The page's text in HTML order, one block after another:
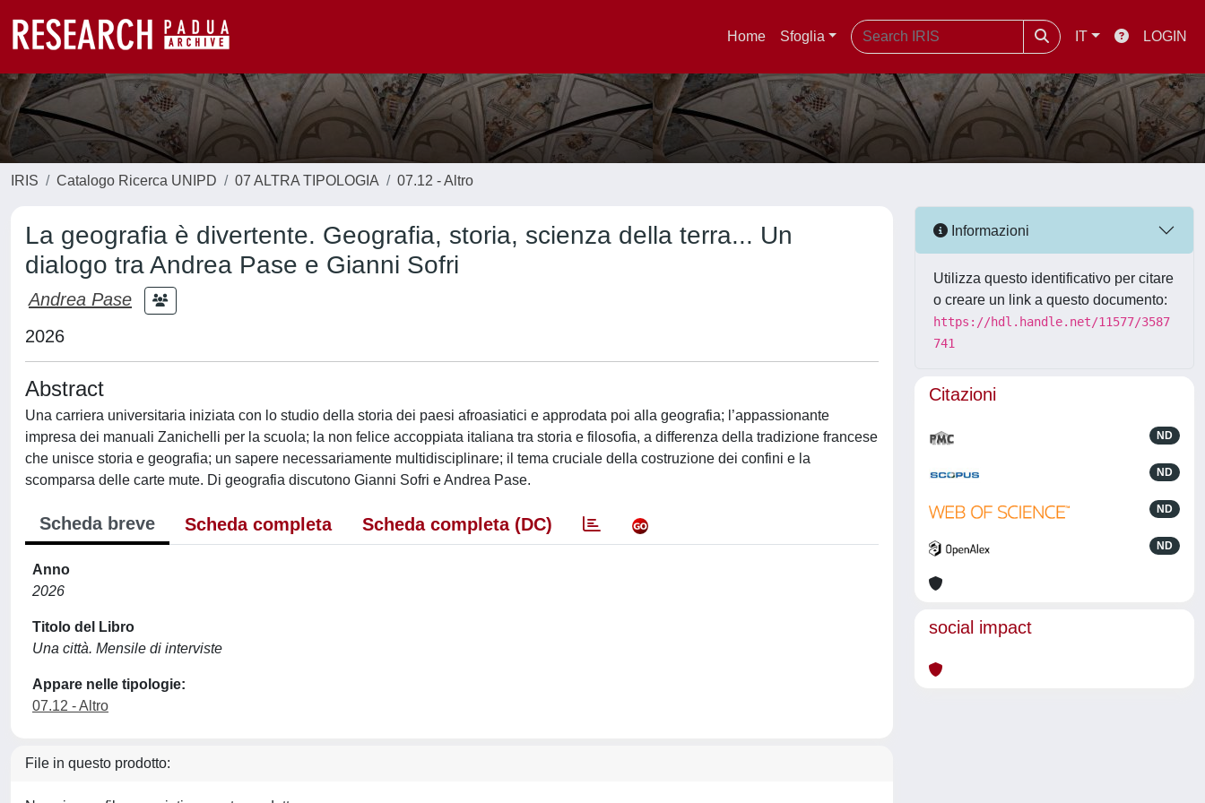
Home Sfoglia IT LOGIN
IRIS Catalogo Ricerca UNIPD 07 ALTRA TIPOLOGIA 07.12 - Altro
La geografia è divertente. Geografia, storia, scienza della terra... Un
dialogo tra Andrea Pase e Gianni Sofri
Andrea Pase
2026
Abstract
Una carriera universitaria iniziata con lo studio della storia dei paesi afroasiatici e approdata poi alla geografia; l’appassionante
impresa dei manuali Zanichelli per la scuola; la non felice accoppiata italiana tra storia e filosofia, a differenza della tradizione francese
che unisce storia e geografia; un sapere necessariamente multidisciplinare; il tema cruciale della costruzione dei confini e la
scomparsa delle carte mute. Di geografia discutono Gianni Sofri e Andrea Pase.
Scheda breve Scheda completa Scheda completa (DC)
Anno
2026
Titolo del Libro
Una città. Mensile di interviste
Appare nelle tipologie:
07.12 - Altro
File in questo prodotto:
Informazioni
Utilizza questo identificativo per citare
o creare un link a questo documento:
https://hdl.handle.net/11577/3587
741
Citazioni
ND
ND
ND
ND
social impact